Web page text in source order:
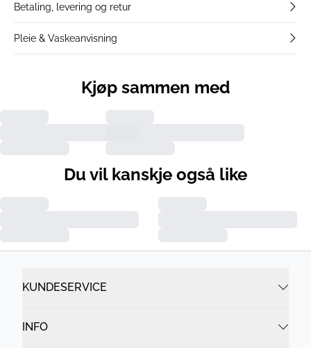
Betaling, levering og retur
Pleie & Vaskeanvisning
Kjøp sammen med
Du vil kanskje også like
KUNDESERVICE
INFO